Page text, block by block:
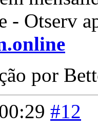
- Otserv
por
#12